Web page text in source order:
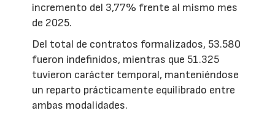
incremento del 3,77% frente al mismo mes
de 2025.
Del total de contratos formalizados, 53.580
fueron indefinidos, mientras que 51.325
tuvieron carácter temporal, manteniéndose
un reparto prácticamente equilibrado entre
ambas modalidades.